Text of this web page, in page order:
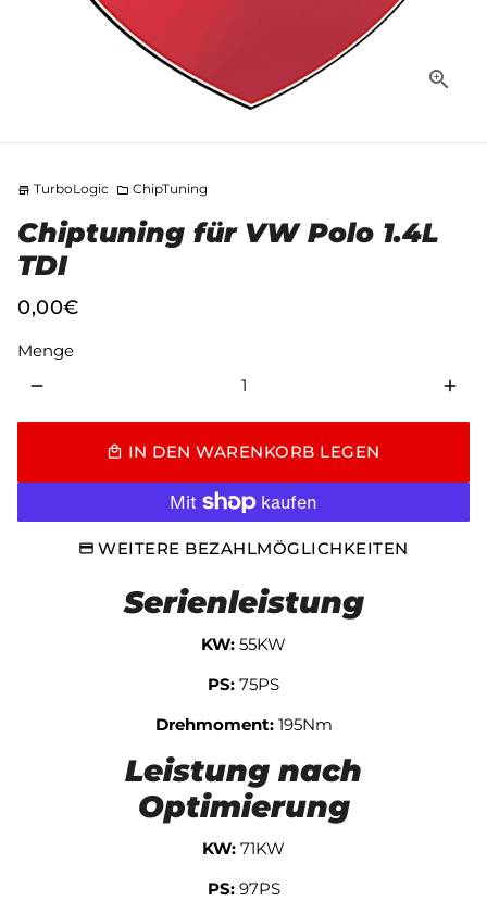
store TurboLogic folder ChipTuning
Chiptuning für VW Polo 1.4L
TDI
0,00€
Menge
remove add
local_mall IN DEN WARENKORB LEGEN
WEITERE BEZAHLMÖGLICHKEITEN
Serienleistung
KW: 55KW
PS: 75PS
Drehmoment: 195Nm
Leistung nach
Optimierung
KW: 71KW
PS: 97PS